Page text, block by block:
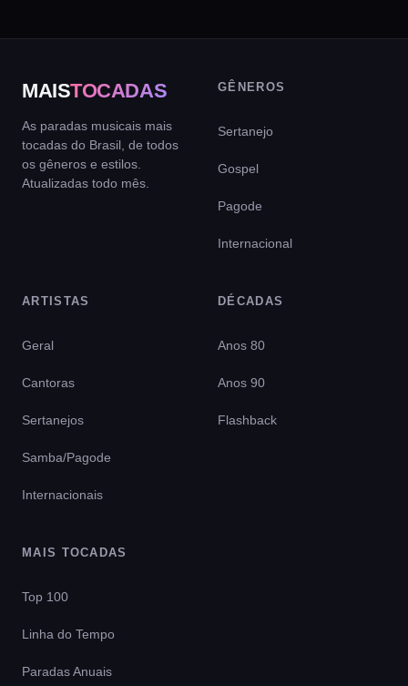
MAISTOCADAS
As paradas musicais mais
tocadas do Brasil, de todos
os gêneros e estilos.
Atualizadas todo mês.
GÊNEROS
Sertanejo
Gospel
Pagode
Internacional
ARTISTAS
Geral
Cantoras
Sertanejos
Samba/Pagode
Internacionais
DÉCADAS
Anos 80
Anos 90
Flashback
MAIS TOCADAS
Top 100
Linha do Tempo
Paradas Anuais